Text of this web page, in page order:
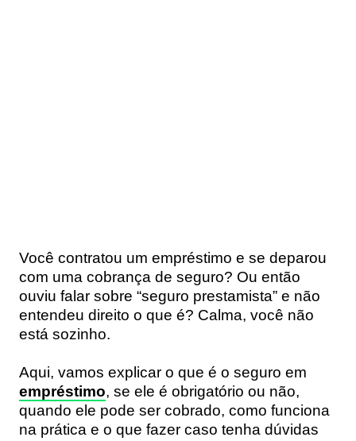
Você contratou um empréstimo e se deparou
com uma cobrança de seguro? Ou então
ouviu falar sobre “seguro prestamista” e não
entendeu direito o que é? Calma, você não
está sozinho.
Aqui, vamos explicar o que é o seguro em
empréstimo, se ele é obrigatório ou não,
quando ele pode ser cobrado, como funciona
na prática e o que fazer caso tenha dúvidas